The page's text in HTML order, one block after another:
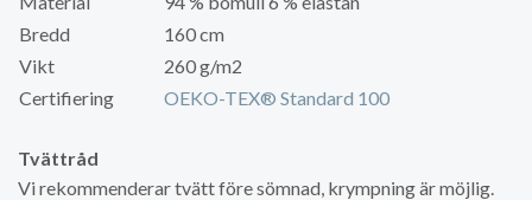
Bredd
160 cm
Vikt
260 g/m2
Certifiering
OEKO-TEX® Standard 100
Tvättråd
Vi rekommenderar tvätt före sömnad, krympning är möjlig.